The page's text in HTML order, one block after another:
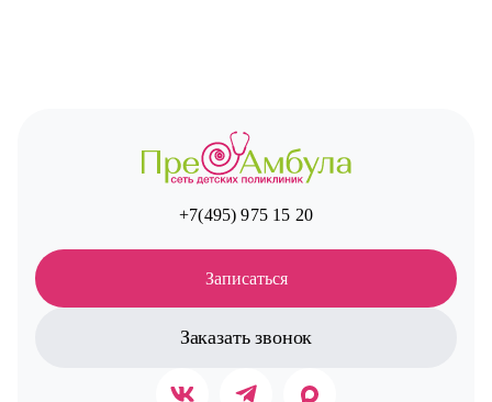
+7(495) 975 15 20
Записаться
Заказать звонок